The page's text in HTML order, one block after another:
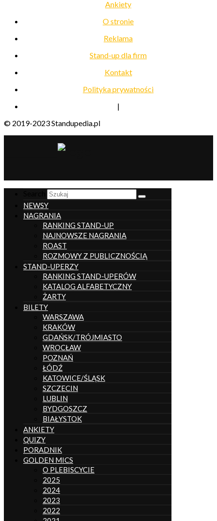
Ankiety
O stronie
Reklama
Stand-up dla firm
Kontakt
Polityka prywatności
|
© 2019-2023 Standupedia.pl
NEWSY
NAGRANIA
RANKING STAND-UP
NAJNOWSZE NAGRANIA
ROAST
ROZMOWY Z PUBLICZNOŚCIĄ
STAND-UPERZY
RANKING STAND-UPERÓW
KATALOG ALFABETYCZNY
ŻARTY
BILETY
WARSZAWA
KRAKÓW
GDAŃSK/TRÓJMIASTO
WROCŁAW
POZNAŃ
ŁÓDŹ
KATOWICE/ŚLĄSK
SZCZECIN
LUBLIN
BYDGOSZCZ
BIAŁYSTOK
ANKIETY
QUIZY
PORADNIK
GOLDEN MICS
O PLEBISCYCIE
2025
2024
2023
2022